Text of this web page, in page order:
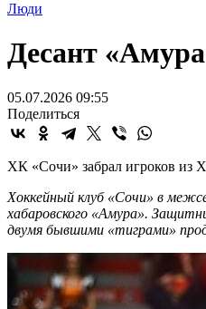
Люди
Десант
05.07.2026 09:55
Поделиться
ХК «Сочи» забрал игроков из
Хоккейный клуб «Сочи» в
хабаровского «Амура».
двумя бывшими «тиграми»